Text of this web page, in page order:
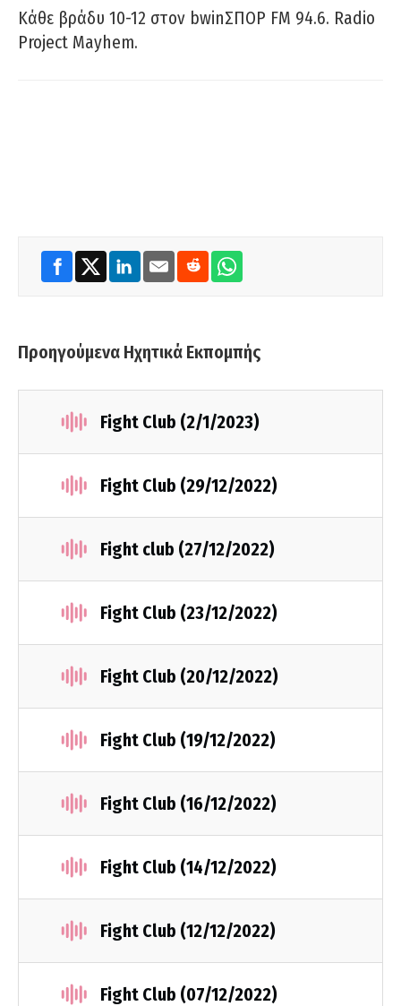
Κάθε βράδυ 10-12 στον bwinΣΠΟΡ FM 94.6. Radio
Project Mayhem.
Προηγούμενα Ηχητικά Εκπομπής
Fight Club (2/1/2023)
Fight Club (29/12/2022)
Fight club (27/12/2022)
Fight Club (23/12/2022)
Fight Club (20/12/2022)
Fight Club (19/12/2022)
Fight Club (16/12/2022)
Fight Club (14/12/2022)
Fight Club (12/12/2022)
Fight Club (07/12/2022)